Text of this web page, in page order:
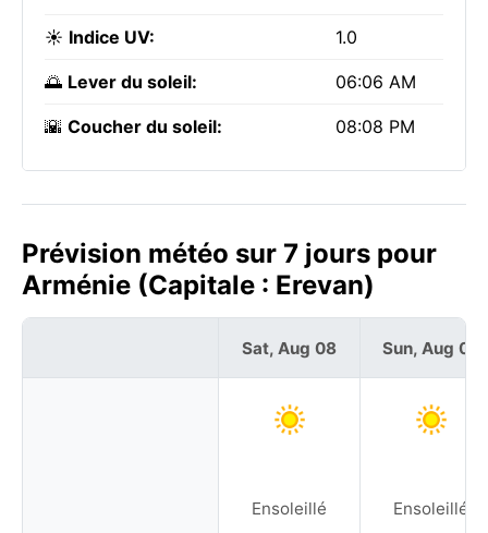
☀️ Indice UV: 1.0
🌅 Lever du soleil: 06:06 AM
🌇 Coucher du soleil: 08:08 PM
Prévision météo sur 7 jours pour
Arménie (Capitale : Erevan)
Sat, Aug 08
Ensoleillé
Sun, Aug 09
Ensoleillé